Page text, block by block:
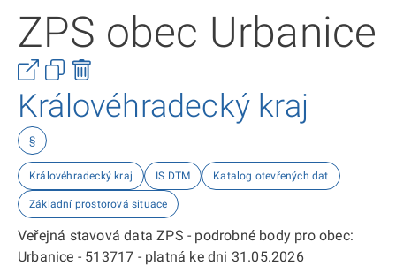
ZPS obec Urbanice
Královéhradecký kraj
§
Královéhradecký kraj IS DTM Katalog otevřených dat
Základní prostorová situace
Veřejná stavová data ZPS - podrobné body pro obec:
Urbanice - 513717 - platná ke dni 31.05.2026